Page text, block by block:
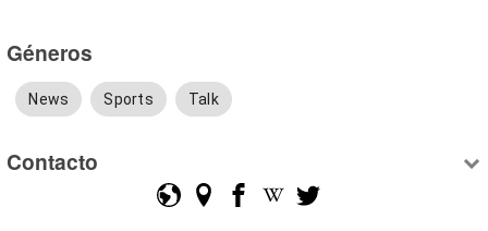
Géneros
News Sports Talk
Contacto